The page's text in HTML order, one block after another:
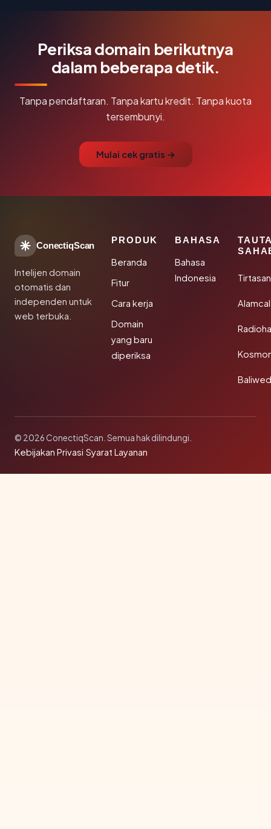
Periksa domain berikutnya
dalam beberapa detik.
Tanpa pendaftaran. Tanpa kartu kredit. Tanpa kuota
tersembunyi.
Mulai cek gratis →
ConectiqScan
Intelijen domain
otomatis dan
independen untuk
web terbuka.
PRODUK
Beranda
Fitur
Cara kerja
Domain
yang baru
diperiksa
BAHASA
Bahasa
Indonesia
© 2026 ConectiqScan. Semua hak dilindungi.
Kebijakan Privasi·Syarat Layanan